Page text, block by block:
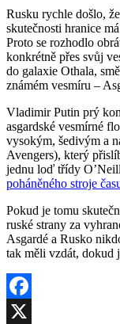
Rusku rychle došlo,
skutečnosti hranice
Proto se rozhodlo
konkrétně přes svůj
do galaxie Othala,
známém vesmíru –
Vladimir Putin prý
asgardské vesmírné
vysokým, šedivým a
Avengers), který
jednu loď třídy
poháněného stroje
Pokud je tomu
ruské strany za
Asgardé a Rusko
tak měli vzdát, dokud
Facebook